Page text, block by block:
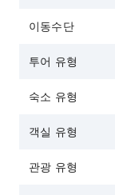
이동수단
투어 유형
숙소 유형
객실 유형
관광 유형